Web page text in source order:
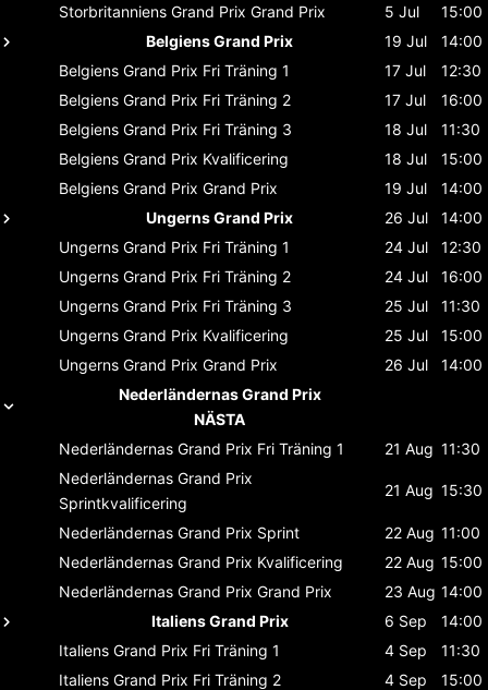
Storbritanniens Grand Prix Grand Prix 5 Jul
15:00
Belgiens Grand Prix
19 Jul
14:00
Belgiens Grand Prix Fri Träning 1 17 Jul
12:30
Belgiens Grand Prix Fri Träning 2 17 Jul
16:00
Belgiens Grand Prix Fri Träning 3 18 Jul
11:30
Belgiens Grand Prix Kvalificering 18 Jul
15:00
Belgiens Grand Prix Grand Prix 19 Jul
14:00
Ungerns Grand Prix
26 Jul
14:00
Ungerns Grand Prix Fri Träning 1 24 Jul
12:30
Ungerns Grand Prix Fri Träning 2 24 Jul
16:00
Ungerns Grand Prix Fri Träning 3 25 Jul
11:30
Ungerns Grand Prix Kvalificering 25 Jul
15:00
Ungerns Grand Prix Grand Prix 26 Jul
14:00
Nederländernas Grand Prix
NÄSTA
Nederländernas Grand Prix Fri Träning 1 21 Aug 11:30
Nederländernas Grand Prix
Sprintkvalificering
21 Aug 15:30
Nederländernas Grand Prix Sprint 22 Aug 11:00
Nederländernas Grand Prix Kvalificering 22 Aug 15:00
Nederländernas Grand Prix Grand Prix 23 Aug 14:00
Italiens Grand Prix
6 Sep
14:00
Italiens Grand Prix Fri Träning 1 4 Sep
11:30
Italiens Grand Prix Fri Träning 2 4 Sep
15:00